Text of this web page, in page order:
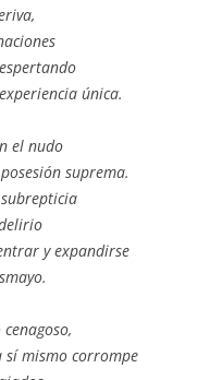
única.
el nudo
suprema.
y expandirse
sí mismo corrompe